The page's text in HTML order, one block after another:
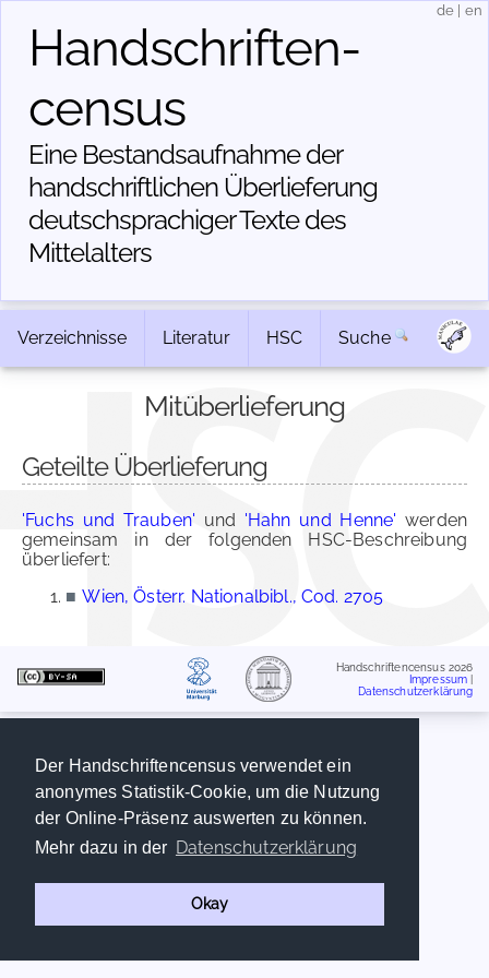
Der Handschriftencensus verwendet ein
anonymes Statistik-Cookie, um die Nutzung
der Online-Präsenz auswerten zu können.
Mehr dazu in der Datenschutzerklärung
Okay
Handschriften­
census
Eine Bestandsaufnahme der
handschriftlichen Über­lieferung
deutschsprachiger Texte des
Mittelalters
de en
Verzeichnisse Literatur HSC Suche
Mitüberlieferung
Geteilte Überlieferung
'Fuchs und Trauben' und 'Hahn und Henne' werden
gemeinsam in der folgenden HSC-Beschreibung
überliefert:
■ Wien, Österr. Nationalbibl., Cod. 2705
Handschriftencensus 2026
Impressum
Datenschutzerklärung